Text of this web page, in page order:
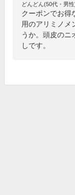
どんどん(50代・男性
クーポンでお得
用のアリミノメ
うか。頭皮のニ
しです。